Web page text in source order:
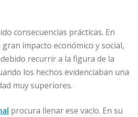
consecuencias prácticas. En
impacto económico y social,
recurrir a la figura de la
los hechos evidenciaban una
muy superiores.
procura llenar ese vacío. En su